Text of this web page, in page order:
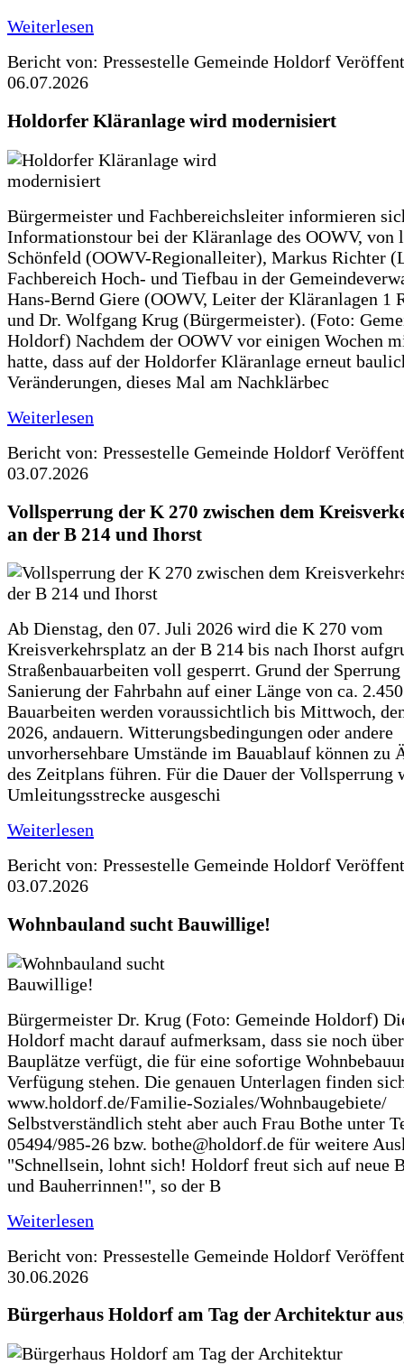
Weiterlesen
Bericht von: Pressestelle Gemeinde Holdorf
06.07.2026
Holdorfer Kläranlage wird modernisiert
Bürgermeister und Fachbereichsleiter informieren
Informationstour bei der Kläranlage des OOWV, von
Schönfeld (OOWV-Regionalleiter), Markus Richter
Fachbereich Hoch- und Tiefbau in der
Hans-Bernd Giere (OOWV, Leiter der Kläranlagen 1
und Dr. Wolfgang Krug (Bürgermeister). (Foto:
Holdorf) Nachdem der OOWV vor einigen Wochen
hatte, dass auf der Holdorfer Kläranlage erneut
Veränderungen, dieses Mal am Nachklärbec
Weiterlesen
Bericht von: Pressestelle Gemeinde Holdorf
03.07.2026
Vollsperrung der K 270 zwischen dem
an der B 214 und Ihorst
Ab Dienstag, den 07. Juli 2026 wird die K 270 vom
Kreisverkehrsplatz an der B 214 bis nach Ihorst
Straßenbauarbeiten voll gesperrt. Grund der
Sanierung der Fahrbahn auf einer Länge von ca.
Bauarbeiten werden voraussichtlich bis Mittwoch,
2026, andauern. Witterungsbedingungen oder andere
unvorhersehbare Umstände im Bauablauf können zu
des Zeitplans führen. Für die Dauer der Vollsperrung
Umleitungsstrecke ausgeschi
Weiterlesen
Bericht von: Pressestelle Gemeinde Holdorf
03.07.2026
Wohnbauland sucht Bauwillige!
Bürgermeister Dr. Krug (Foto: Gemeinde Holdorf)
Holdorf macht darauf aufmerksam, dass sie noch
Bauplätze verfügt, die für eine sofortige
Verfügung stehen. Die genauen Unterlagen finden
www.holdorf.de/Familie-Soziales/Wohnbaugebiete/
Selbstverständlich steht aber auch Frau Bothe unter
05494/985-26 bzw. bothe@holdorf.de für weitere
"Schnellsein, lohnt sich! Holdorf freut sich auf neue
und Bauherrinnen!", so der B
Weiterlesen
Bericht von: Pressestelle Gemeinde Holdorf
30.06.2026
Bürgerhaus Holdorf am Tag der Architektur